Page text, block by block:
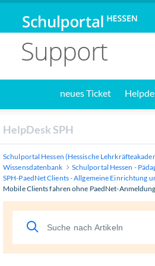
Support
neues Ticket
HelpDesk SPH
Schulportal Hessen (Hessische
Wissensdatenbank
Schulportal Hessen -
SPH-PaedNet Clients - Allgemeine Einrichtung
Mobile Clients fahren ohne PaedNet-